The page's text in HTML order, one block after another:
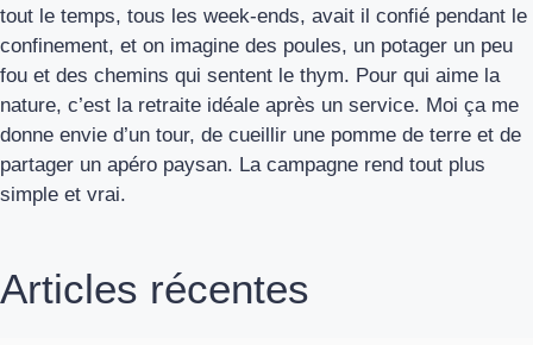
tout le temps, tous les week-ends, avait il confié pendant le
confinement, et on imagine des poules, un potager un peu
fou et des chemins qui sentent le thym. Pour qui aime la
nature, c’est la retraite idéale après un service. Moi ça me
donne envie d’un tour, de cueillir une pomme de terre et de
partager un apéro paysan. La campagne rend tout plus
simple et vrai.
Articles récentes